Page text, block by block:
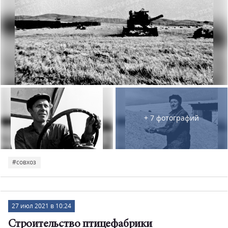
#стадион
#стан"2500" #станция
#стенгазета
#столовая
#строительство
#строительство города
#строительствогорода
#строительстводрамтеатра
#субботник
#творчество #театр
#техникум
#тир
#трамвай #трамвайныепути
#транспорт
#трестмагнитострой
#училище
#учреждениедополнительногообразования
#учреждения
#футболисты #цирк
#школьники
#эл.подстанция
#эстафета
+ 7 фотографий
#совхоз
27 июл 2021 в 10:24
Строительство птицефабрики